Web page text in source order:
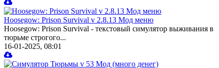
Hoosegow: Prison Survival v 2.8.13 Мод меню
Hoosegow: Prison Survival - текстовый симулятор выживания в
тюрьме строгого...
16-01-2025, 08:01